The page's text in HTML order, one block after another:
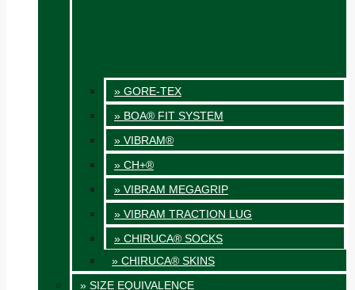
» GORE-TEX
» BOA® FIT SYSTEM
» VIBRAM®
» CH+®
» VIBRAM MEGAGRIP
» VIBRAM TRACTION LUG
» CHIRUCA® SOCKS
» CHIRUCA® SKINS
» SIZE EQUIVALENCE